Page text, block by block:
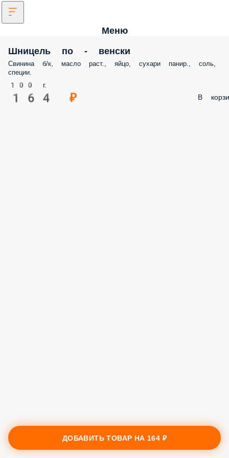
Меню
Шницель по - венски
Свинина б/к, масло раст., яйцо, сухари панир., соль,
специи.
100 г.
164 ₽ В
ДОБАВИТЬ ТОВАР НА 164 ₽